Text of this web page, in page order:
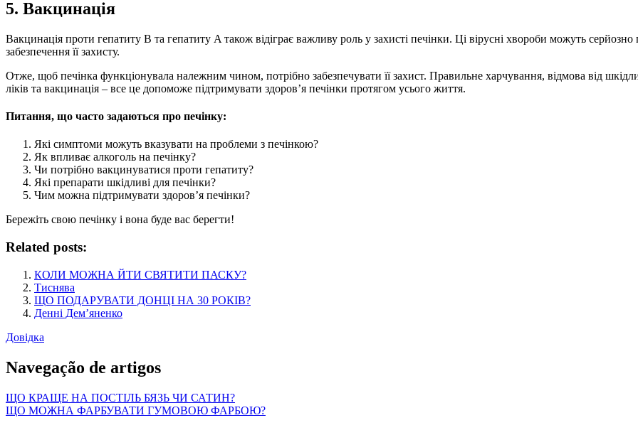
5. Вакцинація
Вакцинація проти гепатиту В та гепатиту A також відіграє важливу роль у захисті печінки. Ці вірусні хвороби можуть
забезпечення її захисту.
Отже, щоб печінка функціонувала належним чином, потрібно забезпечувати її захист. Правильне харчування, відмова від
ліків та вакцинація – все це допоможе підтримувати здоров’я печінки протягом усього життя.
Питання, що часто задаються про печінку:
Які симптоми можуть вказувати на проблеми з печінкою?
Як впливає алкоголь на печінку?
Чи потрібно вакцинуватися проти гепатиту?
Які препарати шкідливі для печінки?
Чим можна підтримувати здоров’я печінки?
Бережіть свою печінку і вона буде вас берегти!
Related posts:
КОЛИ МОЖНА ЙТИ СВЯТИТИ ПАСКУ?
Тиснява
ЩО ПОДАРУВАТИ ДОНЦІ НА 30 РОКІВ?
Денні Дем’яненко
Довідка
Navegação de artigos
ЩО КРАЩЕ НА ПОСТІЛЬ БЯЗЬ ЧИ САТИН?
ЩО МОЖНА ФАРБУВАТИ ГУМОВОЮ ФАРБОЮ?